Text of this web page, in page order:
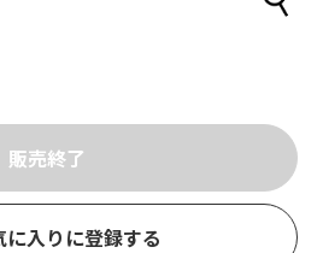
に入りに登録する